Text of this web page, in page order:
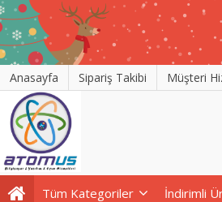
Anasayfa Sipariş Takibi Müşteri
Tüm Kategoriler İndirimli